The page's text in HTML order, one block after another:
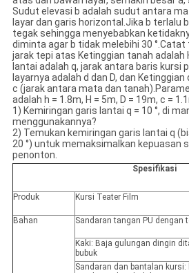
Sudut elevasi b adalah sudut antara
layar dan garis horizontal.Jika b terlalu
tegak sehingga menyebabkan
diminta agar b tidak melebihi 30 °.Catat
jarak tepi atas Ketinggian tanah adalah
lantai adalah q, jarak antara baris kursi
layarnya adalah d dan D, dan
c (jarak antara mata dan
adalah h = 1.8m, H = 5m, D = 19m, c =
1) Kemiringan garis lantai q = 10 °, di
menggunakannya?
2) Temukan kemiringan garis lantai q
20 °) untuk memaksimalkan kepuasan
penonton.
Spesifikasi
Produk Kursi Teater Film
Bahan Sandaran tangan PU dengan
Kaki: Baja gulungan dingin
bubuk
Sandaran dan bantalan